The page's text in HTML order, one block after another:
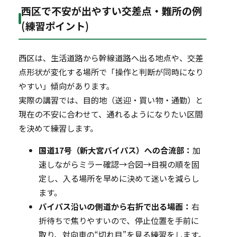
西区で不安が出やすい交差点・難所の例
(練習ポイント)
西区は、生活道路から幹線道路へ出る地点や、交差
点形状が変化する場所で「操作と判断が同時になり
やすい」傾向があります。
実際の講習では、目的地（送迎・買い物・通勤）と
現在の不安に合わせて、通れるようになりたい区間
を決めて練習します。
国道17号（新大宮バイパス）への合流部：加
速しながらミラー確認→合図→目視の順を固
定し、入る場所を早めに決めて迷いを減らし
ます。
バイパス沿いの側道から右折で出る場面：右
折待ちで焦りやすいので、停止位置を手前に